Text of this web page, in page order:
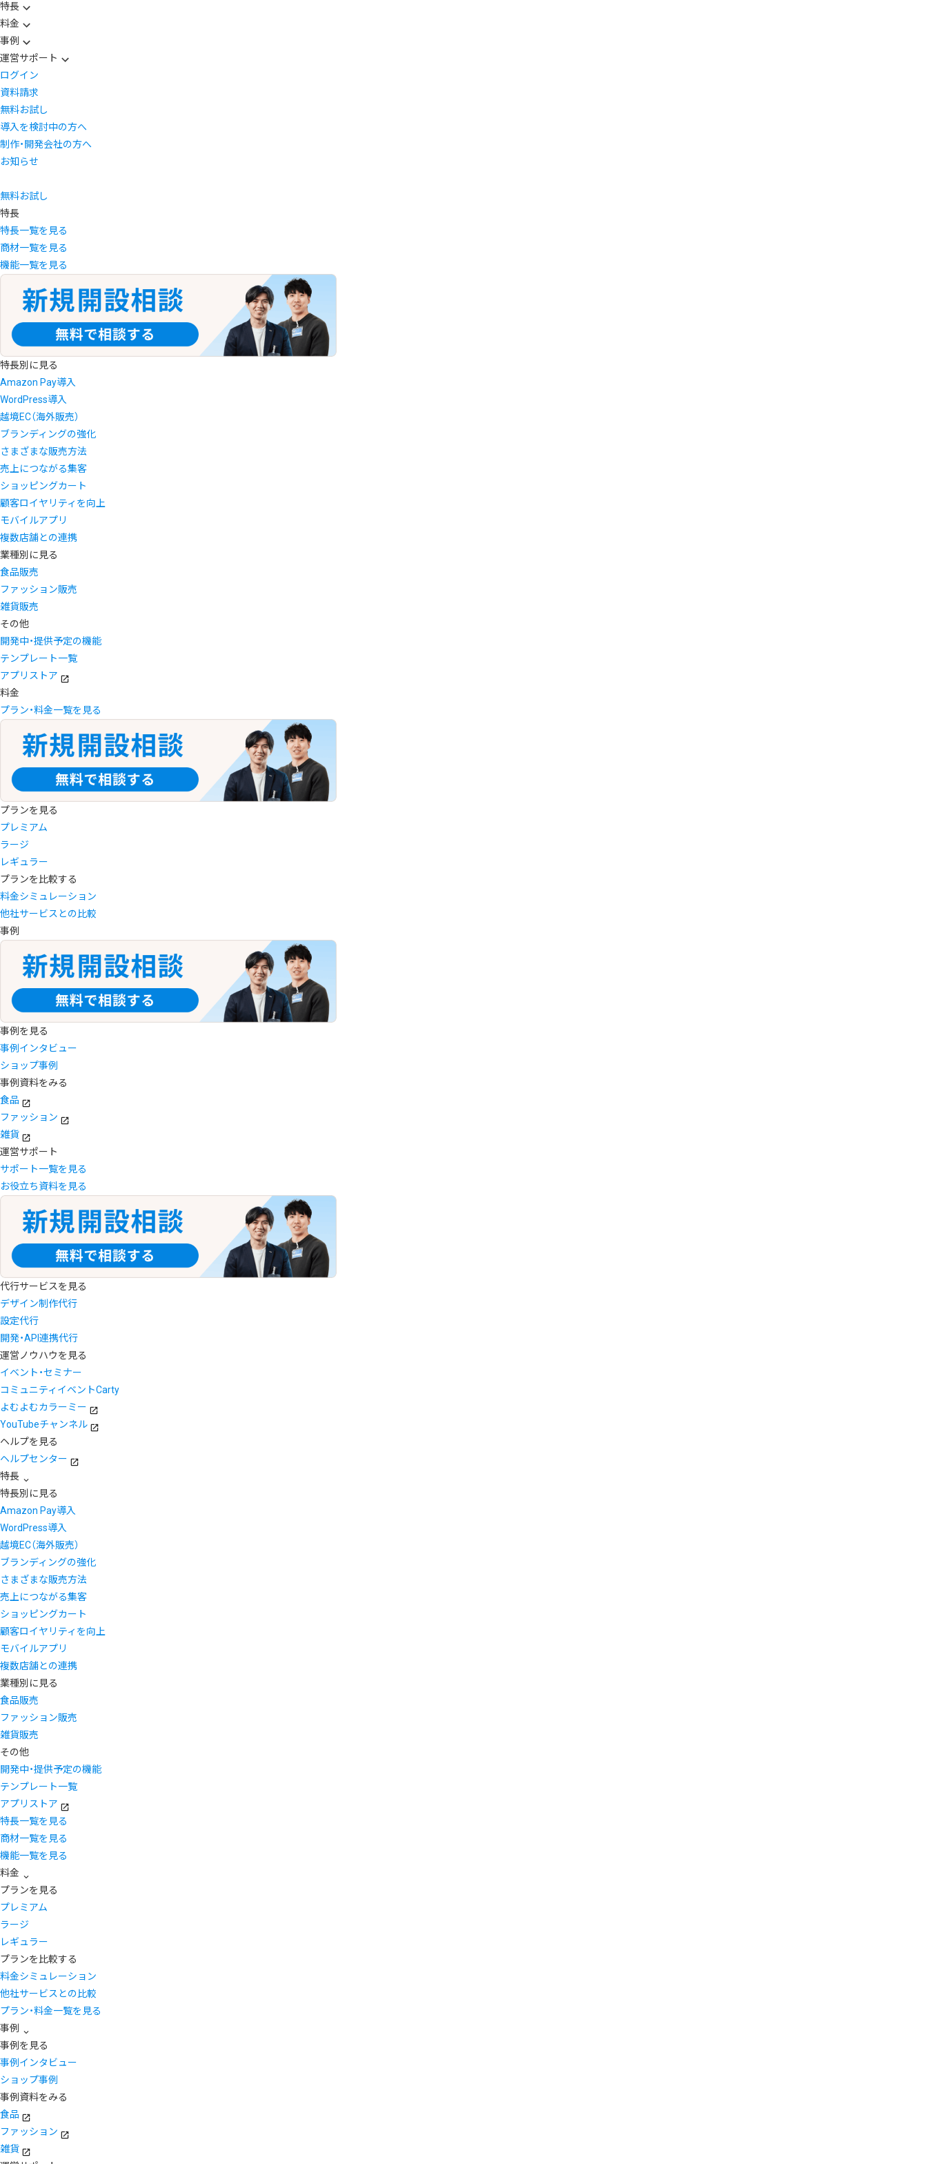
特長
料金
事例
運営サポート
ログイン
資料請求
無料お試し
導入を検討中の方へ
制作・開発会社の方へ
お知らせ
無料お試し
特長
特長一覧を見る
商材一覧を見る
機能一覧を見る
特長別に見る
Amazon Pay導入
WordPress導入
越境EC（海外販売）
ブランディングの強化
さまざまな販売方法
売上につながる集客
ショッピングカート
顧客ロイヤリティを向上
モバイルアプリ
複数店舗との連携
業種別に見る
食品販売
ファッション販売
雑貨販売
その他
開発中・提供予定の機能
テンプレート一覧
アプリストア
料金
プラン・料金一覧を見る
プランを見る
プレミアム
ラージ
レギュラー
プランを比較する
料金シミュレーション
他社サービスとの比較
事例
事例を見る
事例インタビュー
ショップ事例
事例資料をみる
食品
ファッション
雑貨
運営サポート
サポート一覧を見る
お役立ち資料を見る
代行サービスを見る
デザイン制作代行
設定代行
開発・API連携代行
運営ノウハウを見る
イベント・セミナー
コミュニティイベントCarty
よむよむカラーミー
YouTubeチャンネル
ヘルプを見る
ヘルプセンター
特長
特長別に見る
Amazon Pay導入
WordPress導入
越境EC（海外販売）
ブランディングの強化
さまざまな販売方法
売上につながる集客
ショッピングカート
顧客ロイヤリティを向上
モバイルアプリ
複数店舗との連携
業種別に見る
食品販売
ファッション販売
雑貨販売
その他
開発中・提供予定の機能
テンプレート一覧
アプリストア
特長一覧を見る
商材一覧を見る
機能一覧を見る
料金
プランを見る
プレミアム
ラージ
レギュラー
プランを比較する
料金シミュレーション
他社サービスとの比較
プラン・料金一覧を見る
事例
事例を見る
事例インタビュー
ショップ事例
事例資料をみる
食品
ファッション
雑貨